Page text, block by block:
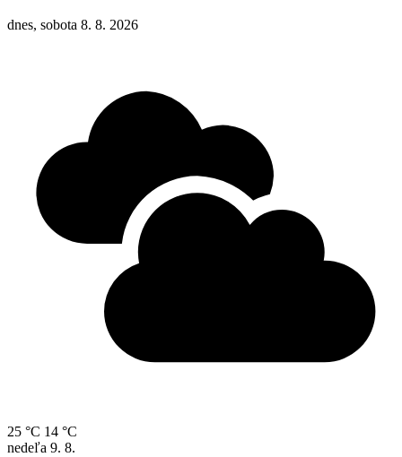
dnes, sobota 8. 8. 2026
25 °C 14 °C
nedeľa 9. 8.